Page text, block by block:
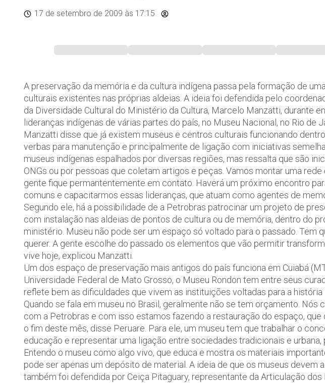
17 de setembro de 2009 às 17:15
A preservação da memória e da cultura indígena passa pela formação de
culturais existentes nas próprias aldeias. A ideia foi defendida pelo
da Diversidade Cultural do Ministério da Cultura, Marcelo Manzatti, durante
lideranças indígenas de várias partes do país, no Museu Nacional, no Rio de
Manzatti disse que já existem museus e centros culturais funcionando
verbas para manutenção e principalmente de ligação com iniciativas
museus indígenas espalhados por diversas regiões, mas ressalta que são
ONGs ou por pessoas que coletam artigos e peças. Vamos montar uma
gente fique permantentemente em contato. Haverá um próximo encontro
comuns e capacitarmos essas lideranças, que atuam como agentes de
Segundo ele, há a possibilidade de a Petrobras patrocinar um projeto de
com instalação nas aldeias de pontos de cultura ou de memória, dentro do
ministério. Museu não pode ser um espaço só voltado para o passado. Tem
querer. A gente escolhe do passado os elementos que vão permitir
vive hoje, explicou Manzatti.
Um dos espaço de preservação mais antigos do país funciona em Cuiabá
Universidade Federal de Mato Grosso, o Museu Rondon tem entre seus
reflete bem as dificuldades que vivem as instituições voltadas para a história
Quando se fala em museu no Brasil, geralmente não se tem orçamento. Nós
com a Petrobras e com isso estamos fazendo a restauração do espaço,
o fim deste mês, disse Peruare. Para ele, um museu tem que trabalhar o
educação e representar uma ligação entre sociedades tradicionais e
Entendo o museu como algo vivo, que educa e mostra os materiais
pode ser apenas um depósito de material. A ideia de que os museus devem
também foi defendida por Ceiça Pitaguary, representante da Articulação